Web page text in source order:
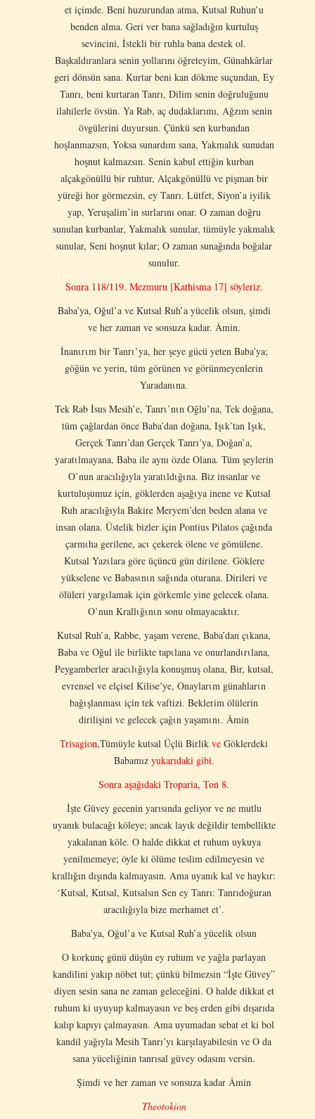
et içimde. Beni huzurundan atma, Kutsal Ruhun’u
benden alma. Geri ver bana sağladığın kurtuluş
sevincini, İstekli bir ruhla bana destek ol.
Başkaldıranlara senin yollarını öğreteyim, Günahkârlar
geri dönsün sana. Kurtar beni kan dökme suçundan, Ey
Tanrı, beni kurtaran Tanrı, Dilim senin doğruluğunu
ilahilerle övsün. Ya Rab, aç dudaklarımı, Ağzım senin
övgülerini duyursun. Çünkü sen kurbandan
hoşlanmazsın, Yoksa sunardım sana, Yakmalık sunudan
hoşnut kalmazsın. Senin kabul ettiğin kurban
alçakgönüllü bir ruhtur, Alçakgönüllü ve pişman bir
yüreği hor görmezsin, ey Tanrı. Lütfet, Siyon’a iyilik
yap, Yeruşalim’in surlarını onar. O zaman doğru
sunulan kurbanlar, Yakmalık sunular, tümüyle yakmalık
sunular, Seni hoşnut kılar; O zaman sunağında boğalar
sunulur.
Sonra 118/119. Mezmuru [Kathisma 17] söyleriz.
Baba’ya, Oğul’a ve Kutsal Ruh’a yücelik olsun, şimdi
ve her zaman ve sonsuza kadar. Âmin.
İnanιrιm bir Tanrι’ya, her şeye gücü yeten Baba’ya;
göğün ve yerin, tüm görünen ve görünmeyenlerin
Yaradanιna.
Tek Rab İsus Mesih’e, Tanrι’nιn Oğlu’na, Tek doğana,
tüm çağlardan önce Baba’dan doğana, Işιk’tan Işιk,
Gerçek Tanrı’dan Gerçek Tanrı’ya, Doğan’a,
yaratιlmayana, Baba ile aynı özde Olana. Tüm şeylerin
O’nun aracılığıyla yaratιldιğιna. Biz insanlar ve
kurtuluşumuz için, göklerden aşağιya inene ve Kutsal
Ruh aracılığıyla Bakire Meryem’den beden alana ve
insan olana. Üstelik bizler için Pontius Pilatos çağιnda
çarmιha gerilene, acι çekerek ölene ve gömülene.
Kutsal Yazιlara göre üçüncü gün dirilene. Göklere
yükselene ve Babasιnιn sağιnda oturana. Dirileri ve
ölüleri yargιlamak için görkemle yine gelecek olana.
O’nun Krallιğιnιn sonu olmayacaktιr.
Kutsal Ruh’a, Rabbe, yaşam verene, Baba’dan çιkana,
Baba ve Oğul ile birlikte tapιlana ve onurlandιrιlana,
Peygamberler aracιlιğιyla konuşmuş olana, Bir, kutsal,
evrensel ve elçisel Kilise’ye, Onaylarιm günahlarιn
bağιşlanmasι için tek vaftizi. Beklerim ölülerin
dirilişini ve gelecek çağιn yaşamιnι. Âmin
Trisagion,Tümüyle kutsal Üçlü Birlik ve Göklerdeki
Babamız yukarıdaki gibi.
Sonra aşağıdaki Troparia, Ton 8.
İşte Güvey gecenin yarısında geliyor ve ne mutlu
uyanık bulacağı köleye; ancak layık değildir tembellikte
yakalanan köle. O halde dikkat et ruhum uykuya
yenilmemeye; öyle ki ölüme teslim edilmeyesin ve
krallığın dışında kalmayasın. Ama uyanık kal ve haykır:
‘Kutsal, Kutsal, Kutsalsın Sen ey Tanrı: Tanrıdoğuran
aracılığıyla bize merhamet et’.
Baba’ya, Oğul’a ve Kutsal Ruh’a yücelik olsun
O korkunç günü düşün ey ruhum ve yağla parlayan
kandilini yakıp nöbet tut; çünkü bilmezsin “İşte Güvey”
diyen sesin sana ne zaman geleceğini. O halde dikkat et
ruhum ki uyuyup kalmayasın ve beş erden gibi dışarıda
kalıp kapıyı çalmayasın. Ama uyumadan sebat et ki bol
kandil yağıyla Mesih Tanrı’yı karşılayabilesin ve O da
sana yüceliğinin tanrısal güvey odasını versin.
Şimdi ve her zaman ve sonsuza kadar Âmin
Theotokion